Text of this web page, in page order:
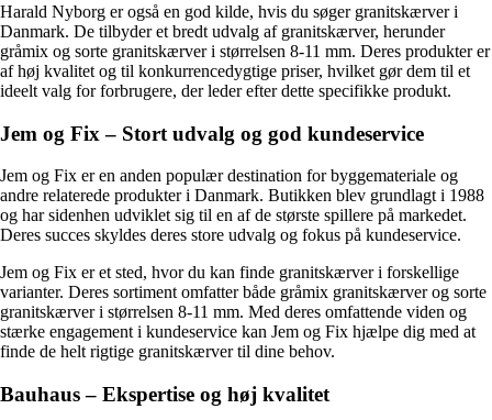
Harald Nyborg er også en god kilde, hvis du søger granitskærver i
Danmark. De tilbyder et bredt udvalg af granitskærver, herunder
gråmix og sorte granitskærver i størrelsen 8-11 mm. Deres produkter er
af høj kvalitet og til konkurrencedygtige priser, hvilket gør dem til et
ideelt valg for forbrugere, der leder efter dette specifikke produkt.
Jem og Fix – Stort udvalg og god kundeservice
Jem og Fix er en anden populær destination for byggemateriale og
andre relaterede produkter i Danmark. Butikken blev grundlagt i 1988
og har sidenhen udviklet sig til en af de største spillere på markedet.
Deres succes skyldes deres store udvalg og fokus på kundeservice.
Jem og Fix er et sted, hvor du kan finde granitskærver i forskellige
varianter. Deres sortiment omfatter både gråmix granitskærver og sorte
granitskærver i størrelsen 8-11 mm. Med deres omfattende viden og
stærke engagement i kundeservice kan Jem og Fix hjælpe dig med at
finde de helt rigtige granitskærver til dine behov.
Bauhaus – Ekspertise og høj kvalitet